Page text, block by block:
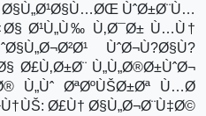
ÙˆØ±Ø¨Ù…
Ø¹Ù„Ù‰ Ù‚Ø¯Ø± Ù…Ù†
ÙˆØ¬Ù?Ø§Ù?
Ø£Ù‚Ø±Ø¨ Ù„Ù„Ø®Ø±ÙˆØ¬
Ù„Ùˆ ØªØºÙŠØ±Øª Ù…Ø
Ø£Ù† Ø§Ù„Ø¬Ø¨Ù‡Ø©